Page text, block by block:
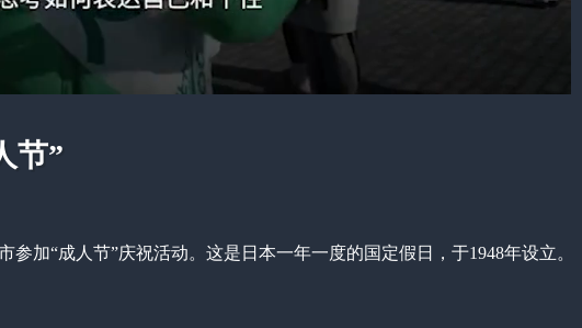
节”
加“成人节”庆祝活动。这是日本一年一度的国定假日，于1948年设立。